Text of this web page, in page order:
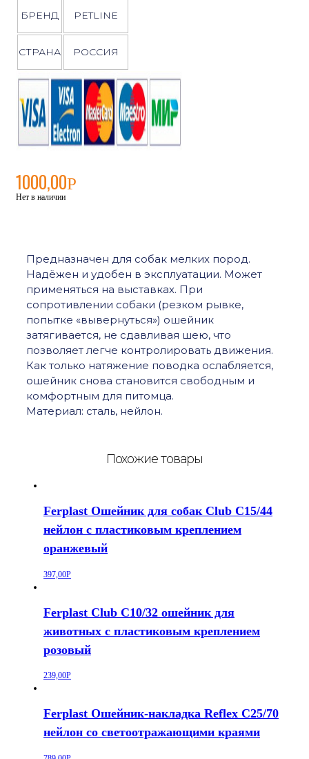
БРЕНД PETLINE
СТРАНА РОССИЯ
1000,00Р
Нет в наличии
Предназначен для собак мелких пород.
Надёжен и удобен в эксплуатации. Может
применяться на выставках. При
сопротивлении собаки (резком рывке,
попытке «вывернуться») ошейник
затягивается, не сдавливая шею, что
позволяет легче контролировать движения.
Как только натяжение поводка ослабляется,
ошейник снова становится свободным и
комфортным для питомца.
Материал: сталь, нейлон.
Похожие товары
Ferplast Ошейник для собак Club C15/44
нейлон с пластиковым креплением
оранжевый
397,00Р
Ferplast Club C10/32 ошейник для
животных с пластиковым креплением
розовый
239,00Р
Ferplast Ошейник-накладка Reflex C25/70
нейлон со светоотражающими краями